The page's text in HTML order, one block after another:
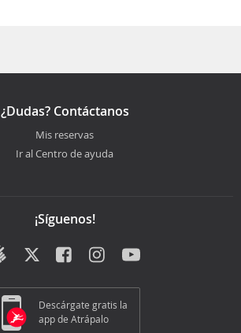
¿Dudas? Contáctanos
Mis reservas
Ir al Centro de ayuda
¡Síguenos!
Descárgate gratis la
app de Atrápalo